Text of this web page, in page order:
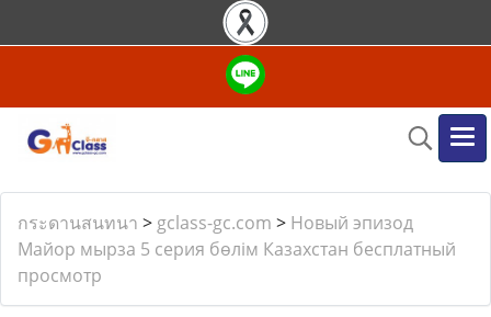
กระดานสนทนา > gclass-gc.com > Новый эпизод
Майор мырза 5 серия бөлім Казахстан бесплатный
просмотр